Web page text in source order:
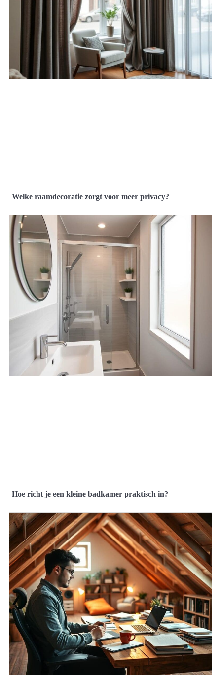
Welke raamdecoratie zorgt voor meer privacy?
Hoe richt je een kleine badkamer praktisch in?